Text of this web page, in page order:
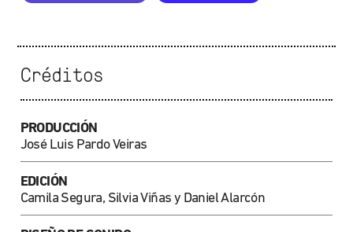
Créditos
PRODUCCIÓN
José Luis Pardo Veiras
EDICIÓN
Camila Segura, Silvia Viñas y Daniel Alarcón